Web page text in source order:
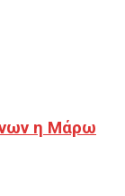
η Μάρω